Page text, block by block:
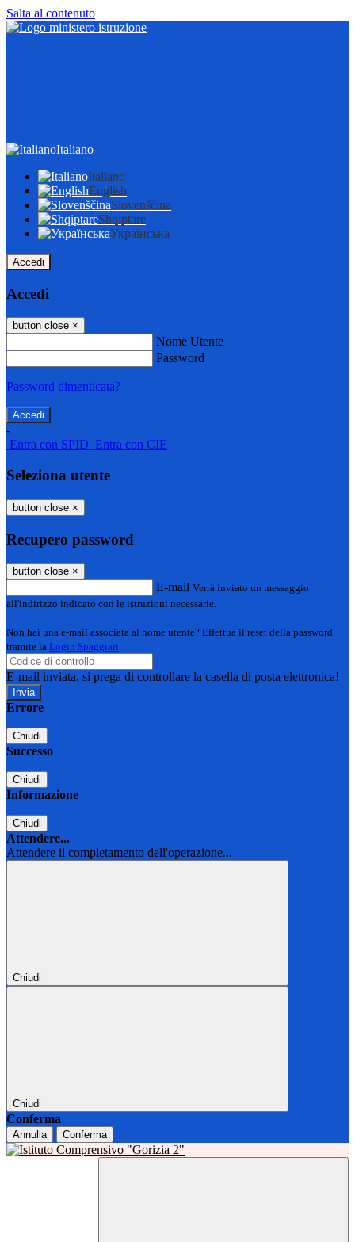
Salta al contenuto
Italiano
Italiano
English
Slovenščina
Shqiptare
Українська
Accedi
Accedi
button close ×
Nome Utente
Password
Password dimenticata?
-
Entra con SPID Entra con CIE
Seleziona utente
button close ×
Recupero password
button close ×
E-mail Verrà inviato un messaggio
all'indirizzo indicato con le istruzioni necessarie.
Non hai una e-mail associata al nome utente? Effettua il reset della password
tramite la Login Spaggiari
E-mail inviata, si prega di controllare la casella di posta elettronica!
Errore
Chiudi
Successo
Chiudi
Informazione
Chiudi
Attendere...
Attendere il completamento dell'operazione...
Chiudi
Chiudi
Conferma
Annulla Conferma